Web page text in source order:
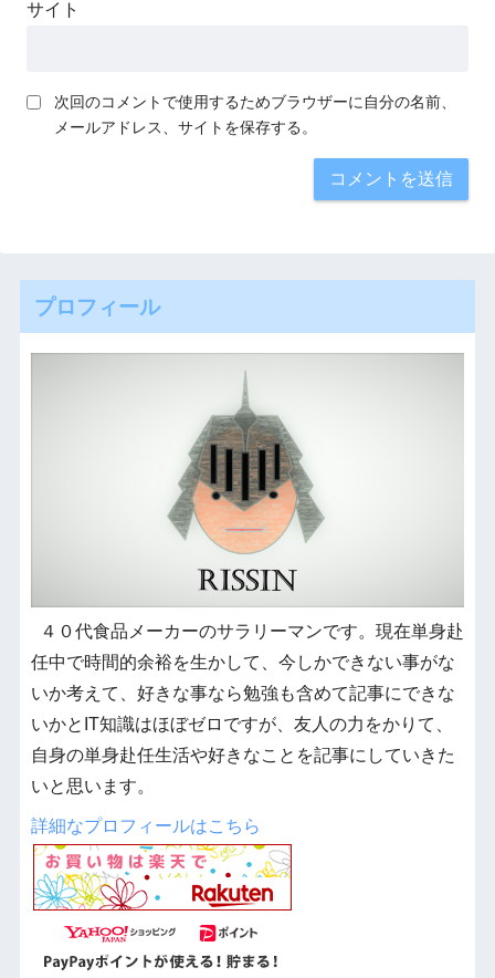
サイト
次回のコメントで使用するためブラウザーに自分の名前、
メールアドレス、サイトを保存する。
プロフィール
４０代食品メーカーのサラリーマンです。現在単身赴
任中で時間的余裕を生かして、今しかできない事がな
いか考えて、好きな事なら勉強も含めて記事にできな
いかとIT知識はほぼゼロですが、友人の力をかりて、
自身の単身赴任生活や好きなことを記事にしていきた
いと思います。
詳細なプロフィールはこちら